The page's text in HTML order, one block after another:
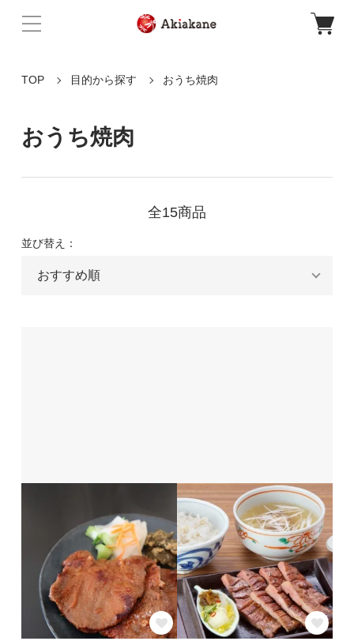
TOP 目的から探す おうち焼肉
おうち焼肉
全15商品
並び替え：